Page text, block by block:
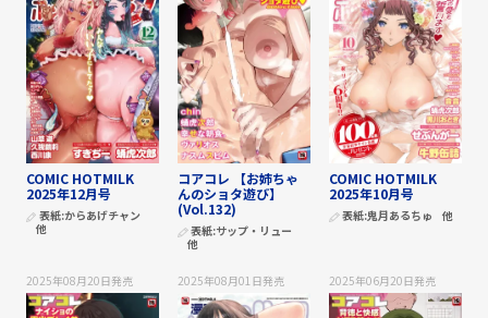
COMIC HOTMILK
2025年12月号
表紙:からあげチャン
他
コアコレ 【お姉ちゃ
んのショタ遊び】
(Vol.132)
表紙:サップ・リュー
他
COMIC HOTMILK
2025年10月号
表紙:鬼月あるちゅ 他
2025年08月20日発売 2025年08月01日発売 2025年06月20日発売